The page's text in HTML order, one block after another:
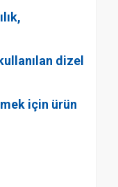
dizel
için ürün